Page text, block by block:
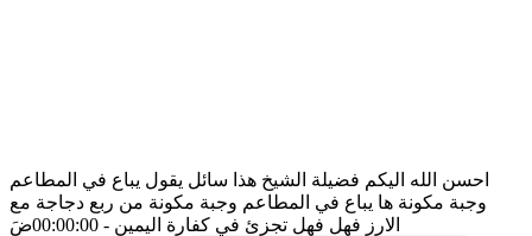
احسن الله اليكم فضيلة الشيخ هذا سائل يقول يباع في المطاعم
وجبة مكونة ها يباع في المطاعم وجبة مكونة من ربع دجاجة مع
الارز فهل فهل تجزئ في كفارة اليمين - 00:00:00 ضَ